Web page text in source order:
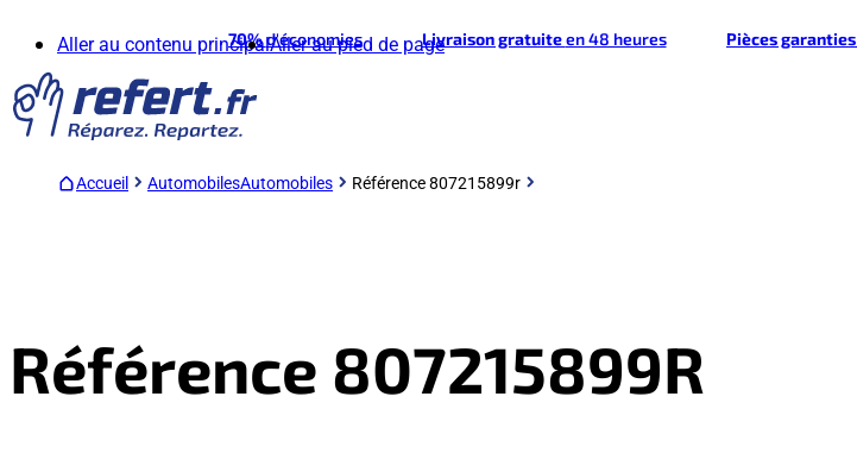
Aller au contenu principalAller au pied de page
70%d'économies Livraison gratuiteen 48 heures Pièces garanties
Accueil AutomobilesAutomobiles Référence 807215899r
Référence 807215899R